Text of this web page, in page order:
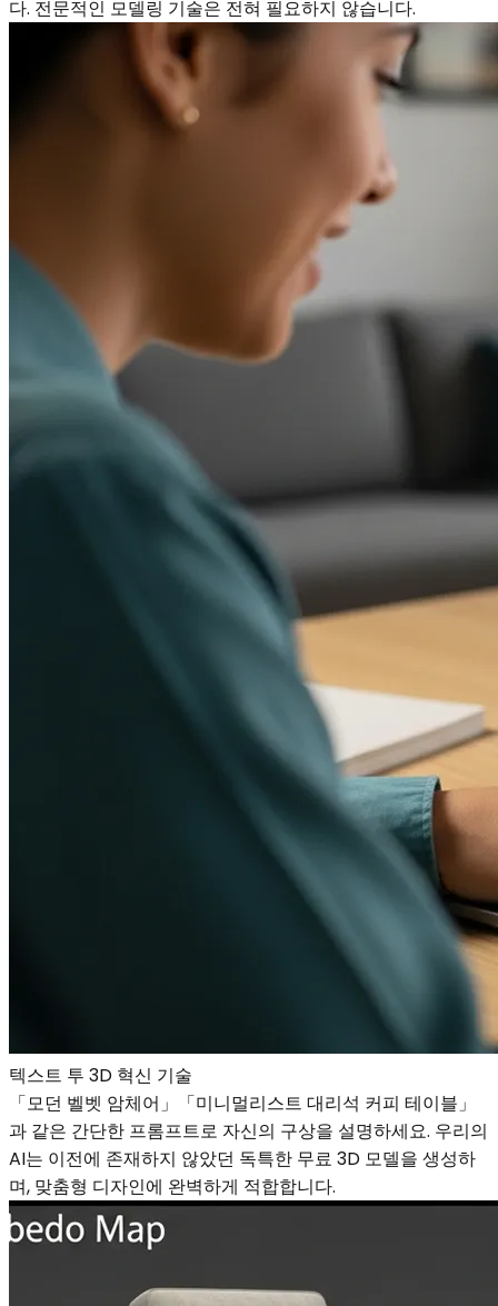
다. 전문적인 모델링 기술은 전혀 필요하지 않습니다.
텍스트 투 3D 혁신 기술
「모던 벨벳 암체어」「미니멀리스트 대리석 커피 테이블」
과 같은 간단한 프롬프트로 자신의 구상을 설명하세요. 우리의
AI는 이전에 존재하지 않았던 독특한 무료 3D 모델을 생성하
며, 맞춤형 디자인에 완벽하게 적합합니다.